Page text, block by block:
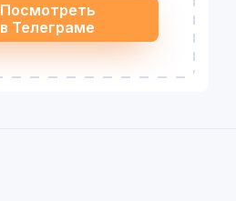
Посмотреть
в Телеграме